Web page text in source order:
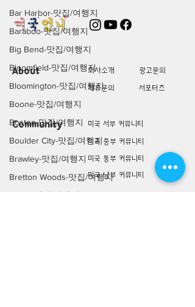
Bar Harbor-맛집/여행지
Baraboo-맛집/여행지
Big Bend-맛집/여행지
Bloomfield-맛집/여행지
Bloomington-맛집/여행지
Boone-맛집/여행지
Boston-맛집/여행지
Boulder City-맛집/여행지
Brawley-맛집/여행지
Bretton Woods-맛집/여행지
Bronx-맛집/여행지
About 회사소개
광고문의
제휴문의
서포터즈
Community
미국 서부 커뮤니티
미국 중부 커뮤니티
미국 동부 커뮤니티
미국 남부 커뮤니티